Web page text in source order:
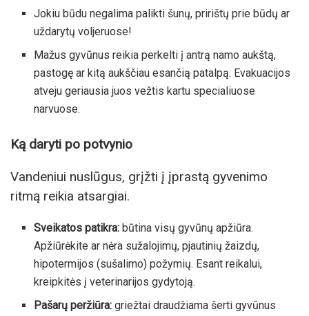
Jokiu būdu negalima palikti šunų, pririštų prie būdų ar
uždarytų voljeruose!
Mažus gyvūnus reikia perkelti į antrą namo aukštą,
pastogę ar kitą aukščiau esančią patalpą. Evakuacijos
atveju geriausia juos vežtis kartu specialiuose
narvuose.
Ką daryti po potvynio
Vandeniui nuslūgus, grįžti į įprastą gyvenimo
ritmą reikia atsargiai.
Sveikatos patikra: būtina visų gyvūnų apžiūra.
Apžiūrėkite ar nėra sužalojimų, pjautinių žaizdų,
hipotermijos (sušalimo) požymių. Esant reikalui,
kreipkitės į veterinarijos gydytoją.
Pašarų peržiūra: griežtai draudžiama šerti gyvūnus